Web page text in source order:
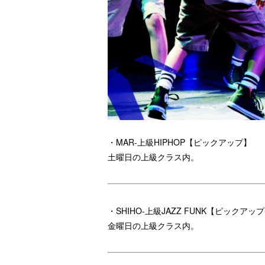
・MAR-上級HIPHOP【ピックアップ】
土曜日の上級クラス内。
・SHIHO-上級JAZZ FUNK【ピックアッ
金曜日の上級クラス内。